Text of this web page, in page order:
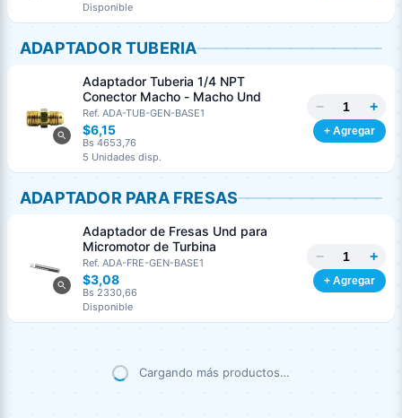
Disponible
ADAPTADOR TUBERIA
Adaptador Tuberia 1/4 NPT
Conector Macho - Macho Und
Ref. ADA-TUB-GEN-BASE1
$6,15
Bs 4653,76
5 Unidades disp.
− +
+ Agregar
ADAPTADOR PARA FRESAS
Adaptador de Fresas Und para
Micromotor de Turbina
Ref. ADA-FRE-GEN-BASE1
$3,08
Bs 2330,66
Disponible
− +
+ Agregar
Cargando más productos…